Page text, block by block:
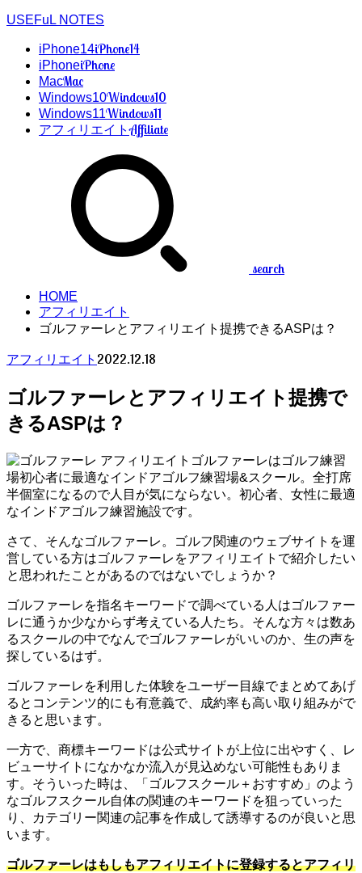
USEFuL NOTES
iPhone14iPhone14
iPhoneiPhone
MacMac
Windows10Windows10
Windows11Windows11
アフィリエイトAffiliate
search
HOME
アフィリエイト
ゴルファーレとアフィリエイト提携できるASPは？
アフィリエイト 2022.12.18
ゴルファーレとアフィリエイト提携で
きるASPは？
ゴルファーレはゴルフ練習
場初心者に最適なインドアゴルフ練習場&スクール。全打席
半個室になるので人目が気にならない。初心者、女性に最適
なインドアゴルフ練習施設です。
さて、そんなゴルファーレ。ゴルフ関連のウェブサイトを運
営している方はゴルファーレをアフィリエイトで紹介したい
と思われたことがあるのではないでしょうか？
ゴルファーレを指名キーワードで調べている人はゴルファー
レに通うか少なからず考えている人たち。そんな方々は数あ
るスクールの中でなんでゴルファーレがいいのか、生の声を
探しているはず。
ゴルファーレを利用した体験をユーザー目線でまとめてあげ
るとコンテンツ的にも有意義で、成約率も高い取り組みがで
きると思います。
一方で、商標キーワードは公式サイトが上位に出やすく、レ
ビューサイトになかなか流入が見込めない可能性もありま
す。そういった時は、「ゴルフスクール＋おすすめ」のよう
なゴルフスクール自体の関連のキーワードを狙っていった
り、カテゴリー関連の記事を作成して誘導するのが良いと思
います。
ゴルファーレはもしもアフィリエイトに登録するとアフィリ